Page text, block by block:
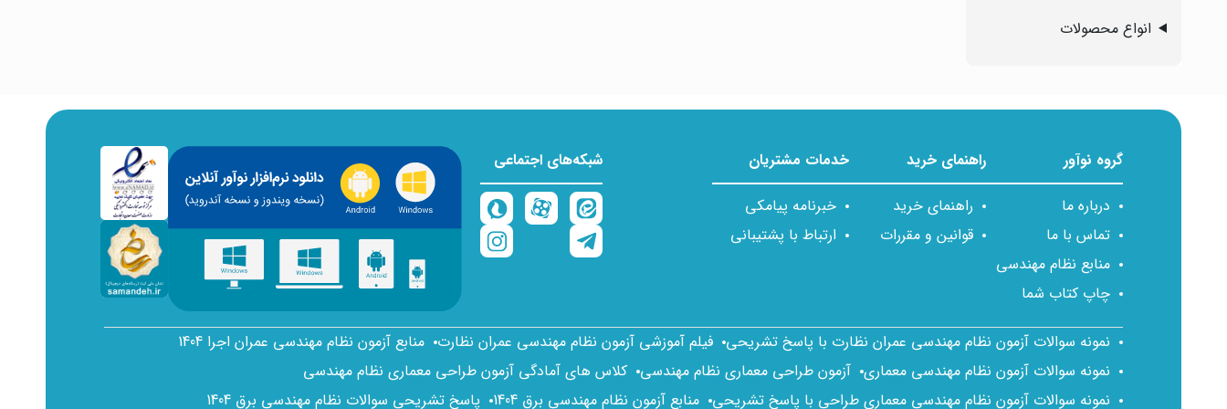
انواع محصولات
گروه نوآور
درباره ما
تماس با ما
منابع نظام مهندسی
چاپ کتاب شما
راهنمای خرید
راهنمای خرید
قوانین و مقررات
خدمات مشتریان
خبرنامه پیامکی
ارتباط با پشتیبانی
شبکه‌های اجتماعی
نمونه سوالات آزمون نظام مهندسی عمران نظارت با پاسخ تشریحی فیلم آموزشی آزمون نظام مهندسی عمران نظارت منابع آزمون نظام مهندسی عمران اجرا 1404
نمونه سوالات آزمون نظام مهندسی معماری آزمون طراحی معماری نظام مهندسی کلاس های آمادگی آزمون طراحی معماری نظام مهندسی
نمونه سوالات آزمون نظام مهندسی معماری طراحی با پاسخ تشریحی منابع آزمون نظام مهندسی برق 1404 پاسخ تشریحی سوالات نظام مهندسی برق 1404